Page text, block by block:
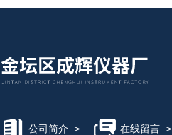
公司简介 > 在线留言>